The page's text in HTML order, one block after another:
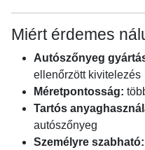
Miért érdemes
Autószőnyeg
ellenőrzött kivitelezés
Méretpontosság:
Tartós
autószőnyeg
Személyre szabható: